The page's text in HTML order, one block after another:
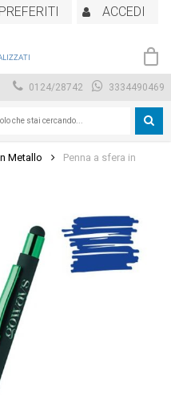
PREFERITI ACCEDI
0124/28742 3334490469
Metallo
Penna a sfera in